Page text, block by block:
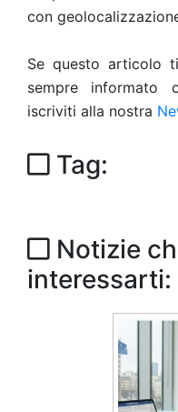
con
Se questo articolo
sempre
iscriviti alla nostra
Tag:
Notizie
interessarti: